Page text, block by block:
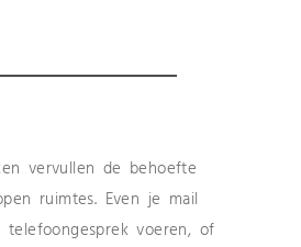
vervullen de behoefte
ruimtes. Even je mail
voeren, of